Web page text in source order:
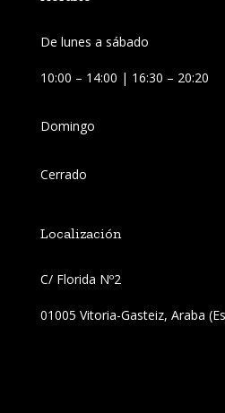
De lunes a sábado
10:00 – 14:00 | 16:30 – 20:20
Domingo
Cerrado
Localización
C/ Florida Nº2
01005 Vitoria-Gasteiz, Araba